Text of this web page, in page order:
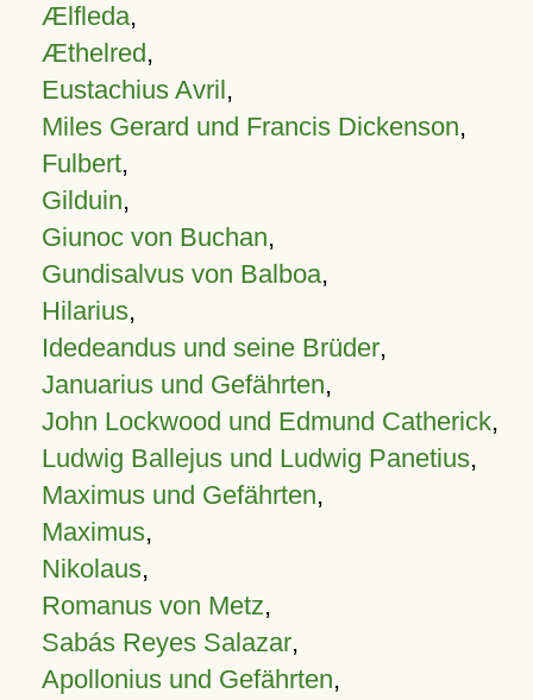
Ælfleda,
Æthelred,
Eustachius Avril,
Miles Gerard und Francis Dickenson,
Fulbert,
Gilduin,
Giunoc von Buchan,
Gundisalvus von Balboa,
Hilarius,
Idedeandus und seine Brüder,
Januarius und Gefährten,
John Lockwood und Edmund Catherick,
Ludwig Ballejus und Ludwig Panetius,
Maximus und Gefährten,
Maximus,
Nikolaus,
Romanus von Metz,
Sabás Reyes Salazar,
Apollonius und Gefährten,